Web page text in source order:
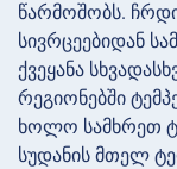
წარმოშობს.
სივრცეებიდან
ქვეყანა
რეგიონებში
ხოლო სამხრეთ
სუდანის მთელ